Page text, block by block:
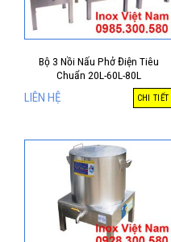
Bộ 3 Nồi Nấu Phở Điện Tiêu
Chuẩn 20L-60L-80L
LIÊN HỆ CHI TIẾT